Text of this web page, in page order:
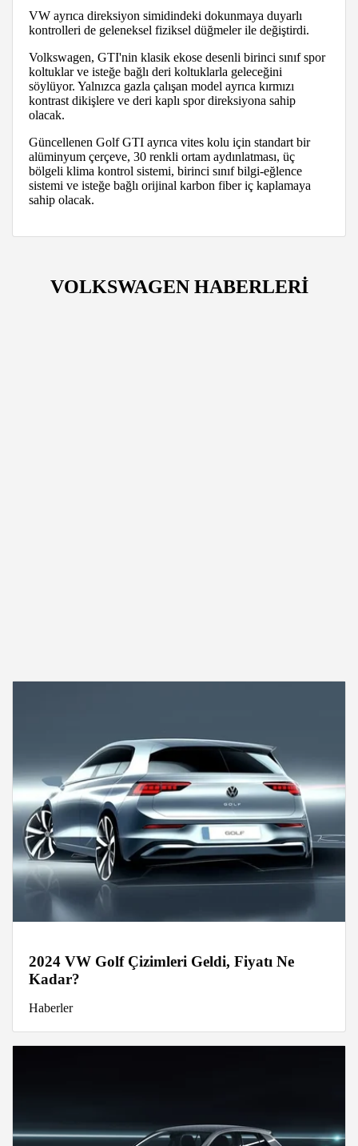
VW ayrıca direksiyon simidindeki dokunmaya duyarlı
kontrolleri de geleneksel fiziksel düğmeler ile değiştirdi.
Volkswagen, GTI'nin klasik ekose desenli birinci sınıf spor
koltuklar ve isteğe bağlı deri koltuklarla geleceğini
söylüyor. Yalnızca gazla çalışan model ayrıca kırmızı
kontrast dikişlere ve deri kaplı spor direksiyona sahip
olacak.
Güncellenen Golf GTI ayrıca vites kolu için standart bir
alüminyum çerçeve, 30 renkli ortam aydınlatması, üç
bölgeli klima kontrol sistemi, birinci sınıf bilgi-eğlence
sistemi ve isteğe bağlı orijinal karbon fiber iç kaplamaya
sahip olacak.
VOLKSWAGEN HABERLERİ
2024 VW Golf Çizimleri Geldi, Fiyatı Ne
Kadar?
Haberler